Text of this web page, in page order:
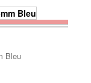
Bleu